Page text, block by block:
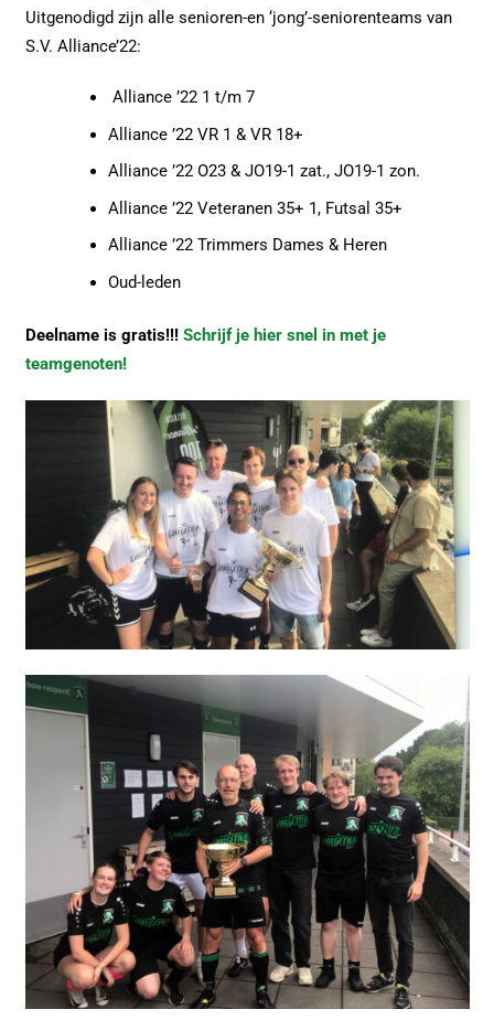
Uitgenodigd zijn alle senioren-en ‘jong’-seniorenteams van
S.V. Alliance’22:
Alliance ’22 1 t/m 7
Alliance ’22 VR 1 & VR 18+
Alliance ’22 O23 & JO19-1 zat., JO19-1 zon.
Alliance ’22 Veteranen 35+ 1, Futsal 35+
Alliance ’22 Trimmers Dames & Heren
Oud-leden
Deelname is gratis!!! Schrijf je hier snel in met je
teamgenoten!